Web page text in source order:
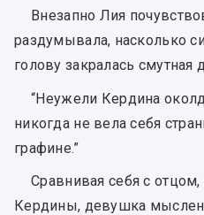
Внезапно Лия
раздумывала, насколько
голову закралась смутная
“Неужели Кердина
никогда не вела себя
графине.”
Сравнивая себя с
Кердины, девушка